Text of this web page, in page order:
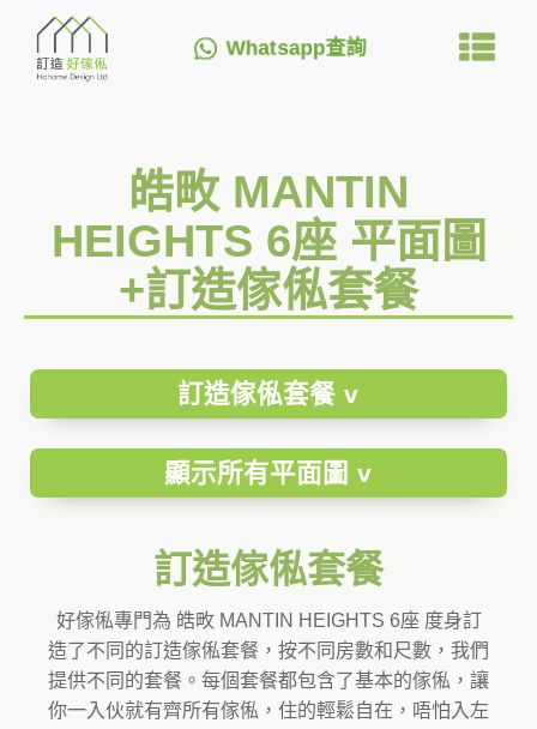
Whatsapp查詢
皓畋 MANTIN
HEIGHTS 6座 平面圖
+訂造傢俬套餐
訂造傢俬套餐 v
顯示所有平面圖 v
訂造傢俬套餐
好傢俬專門為 皓畋 MANTIN HEIGHTS 6座 度身訂
造了不同的訂造傢俬套餐，按不同房數和尺數，我們
提供不同的套餐。每個套餐都包含了基本的傢俬，讓
你一入伙就有齊所有傢俬，住的輕鬆自在，唔怕入左